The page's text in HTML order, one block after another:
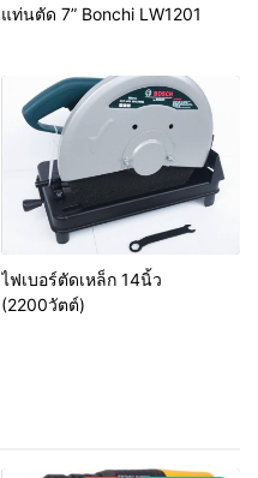
แท่นตัด 7” Bonchi LW1201
ไฟเบอร์ตัดเหล็ก 14นิ้ว
(2200วัตต์)